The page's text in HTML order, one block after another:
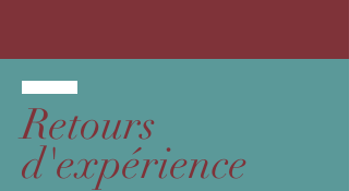
Retours
d'expérience